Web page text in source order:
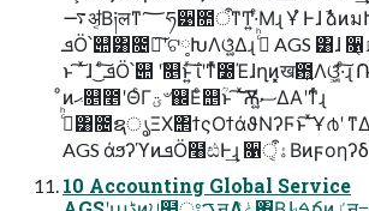
࠷ॳ͔Β༏लͳ؅ཧ੹೚ऀͳͲ͍·ͤΜɻ Ұํ Ͱɺ ࣾձͷมԽʹ൐ͬͯɺ
ܦӦ՝୊͸೔૿͠ʹଟ༷ԽΛଓ͚͍ͯΔɻ ࢲͨͪ AGS ͸ɺ ૑ۀظ͔Β ʮCFOͷ୅ߦʯ
ͱ ͠ ͯɺ ͜͏ ͨ͠ܦӦ՝୊ ʹࣾ௕ͱ͍ͬ͠ ΐʹͳͬͯ೰Έɺղܾͷ͓ख఻͍Λଓ͚͖ͯ·ͨ͠ɻ ݁Ռ
ͦͷޙ௕೥ʹΘͨΓؾ৺஌Εͨ஥ؒͱ ͠ ͯ͝Ѫސ͍͚ͨͩΔΑ͏ʹͳͬͨɻ
ࢲͨͪ͸೔ຊൃΞΧ΢ϯςΟϯάϑΝʔϜͱ͠ ͯҰ൪ʹ ͳΔɻ ੲ΋ࠓ΋มΘΒͳ͍ɺ
AGS άϧʔϓͷܦӦ໨ඪͰ͢ɻ ૑ۀऀ͔Βͷϝοηʔδ
10 Accounting Global Service